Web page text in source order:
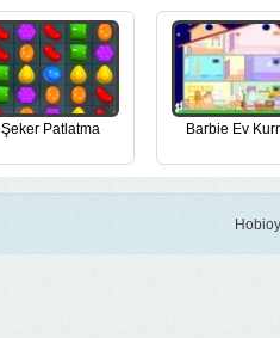
Şeker Patlatma Barbie Ev